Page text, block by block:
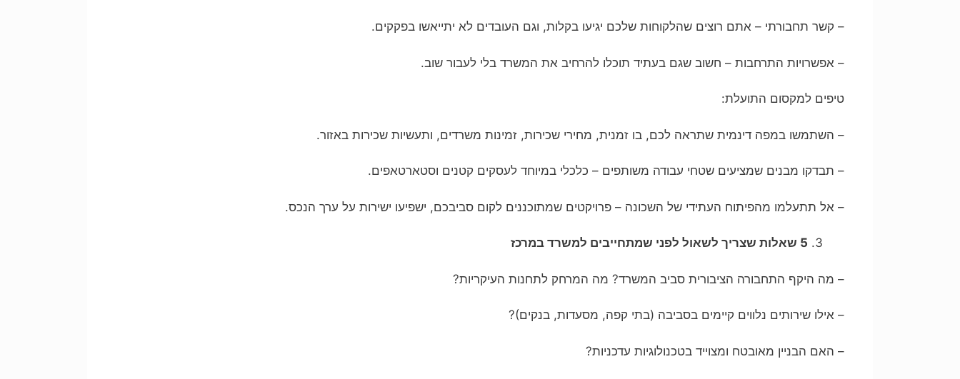
– קשר תחבורתי – אתם רוצים שהלקוחות שלכם יגיעו בקלות, וגם העובדים לא יתייאשו בפקקים.
– אפשרויות התרחבות – חשוב שגם בעתיד תוכלו להרחיב את המשרד בלי לעבור שוב.
טיפים למקסום התועלת:
– השתמשו במפה דינמית שתראה לכם, בו זמנית, מחירי שכירות, זמינות משרדים, ותעשיות שכירות באזור.
– תבדקו מבנים שמציעים שטחי עבודה משותפים – כלכלי במיוחד לעסקים קטנים וסטארטאפים.
– אל תתעלמו מהפיתוח העתידי של השכונה – פרויקטים שמתוכננים לקום סביבכם, ישפיעו ישירות על ערך הנכס.
5 שאלות שצריך לשאול לפני שמתחייבים למשרד במרכז
– מה היקף התחבורה הציבורית סביב המשרד? מה המרחק לתחנות העיקריות?
– אילו שירותים נלווים קיימים בסביבה (בתי קפה, מסעדות, בנקים)?
– האם הבניין מאובטח ומצוייד בטכנולוגיות עדכניות?